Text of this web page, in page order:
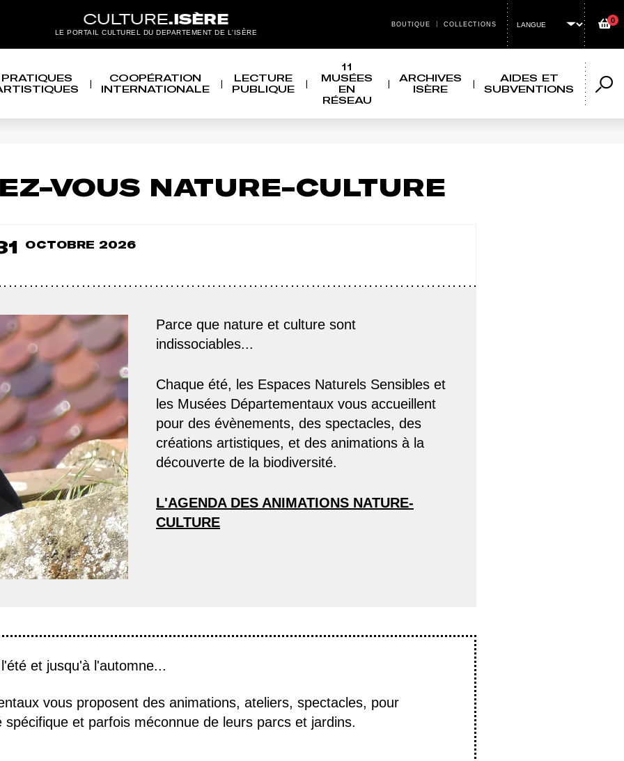
LE PORTAIL CULTUREL DU DEPARTEMENT DE L'ISÈRE MENU HEADER TOP
BOUTIQUE COLLECTIONS Panier
0
PRATIQUES
COOPÉRATION
INTERNATIONALE
LECTURE
PUBLIQUE
11
MUSÉES
EN
RÉSEAU
ARCHIVES
ISÈRE
AIDES ET
SUBVENTIONS
VOUS NATURE-CULTURE
OCTOBRE 2026
Parce que nature et culture sont
indissociables...
Chaque été, les Espaces Naturels Sensibles et
les Musées Départementaux vous accueillent
pour des évènements, des spectacles, des
créations artistiques, et des animations à la
découverte de la biodiversité.
L'AGENDA DES ANIMATIONS NATURE-
CULTURE
et jusqu'à l'automne...
vous proposent des animations, ateliers, spectacles, pour
spécifique et parfois méconnue de leurs parcs et jardins.